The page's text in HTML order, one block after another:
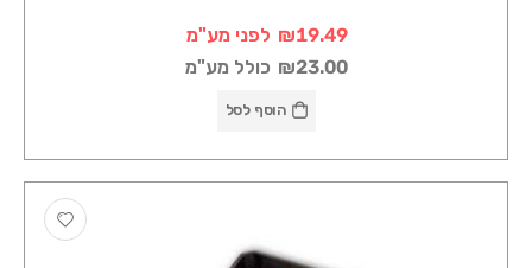
₪19.49 לפני מע"מ
₪23.00 כולל מע"מ
הוסף לסל